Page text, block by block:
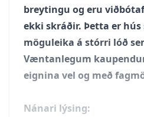
breytingu og eru
ekki skráðir. Þetta er
möguleika á stórri lóð
Væntanlegum
eignina vel og með
Nánari lýsing: